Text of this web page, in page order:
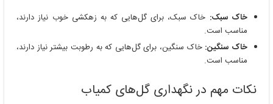
خاک سبک: خاک سبک، برای گل‌هایی که به زهکشی خوب نیاز دارند،
مناسب است.
خاک سنگین: خاک سنگین، برای گل‌هایی که به رطوبت بیشتر نیاز دارند،
مناسب است.
نکات مهم در نگهداری گل‌های کمیاب